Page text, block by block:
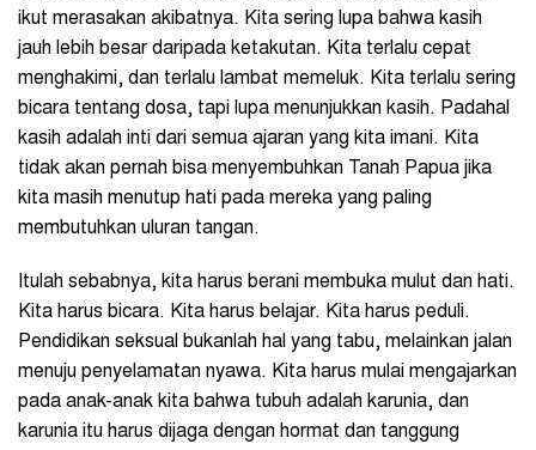
ikut merasakan akibatnya. Kita sering lupa bahwa kasih
jauh lebih besar daripada ketakutan. Kita terlalu cepat
menghakimi, dan terlalu lambat memeluk. Kita terlalu sering
bicara tentang dosa, tapi lupa menunjukkan kasih. Padahal
kasih adalah inti dari semua ajaran yang kita imani. Kita
tidak akan pernah bisa menyembuhkan Tanah Papua jika
kita masih menutup hati pada mereka yang paling
membutuhkan uluran tangan.
Itulah sebabnya, kita harus berani membuka mulut dan hati.
Kita harus bicara. Kita harus belajar. Kita harus peduli.
Pendidikan seksual bukanlah hal yang tabu, melainkan jalan
menuju penyelamatan nyawa. Kita harus mulai mengajarkan
pada anak-anak kita bahwa tubuh adalah karunia, dan
karunia itu harus dijaga dengan hormat dan tanggung